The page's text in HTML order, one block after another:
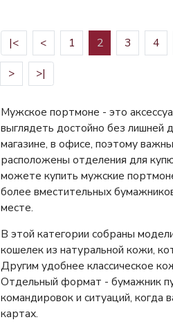
|< < 1 2 3 4
> >|
Мужское портмоне - это
выглядеть достойно без лишней
магазине, в офисе, поэтому
расположены отделения для
можете купить мужские
более вместительных
месте.
В этой категории собраны
кошелек из натуральной кожи,
Другим удобнее классическое
Отдельный формат - бумажник
командировок и ситуаций, когда
картах.